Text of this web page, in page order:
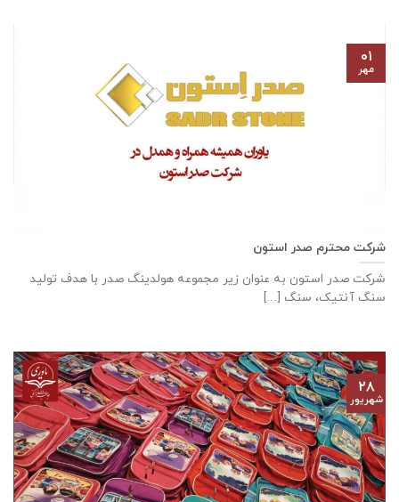
شرکت محترم صدر استون
شرکت صدر استون به عنوان زیر مجموعه هولدینگ صدر با هدف تولید
سنگ آنتیک، سنگ [...]
۰۱
مهر
۲۸
شهریور